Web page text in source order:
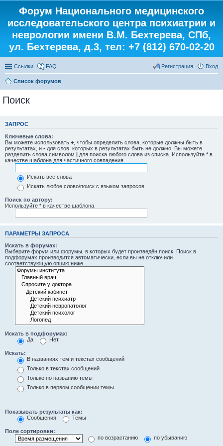
Форум Национального медицинского
исследовательского центра психиатрии и
неврологии имени В.М. Бехтерева, СПб,
ул. Бехтерева, д.3, тел: +7 (812) 670-02-20
Ссылки FAQ Вход
Регистрация
Список форумов
Поиск
ЗАПРОС
Ключевые слова:
Вы можете использовать + , чтобы определить слова, которые должны быть в
результатах, и - для слов, которых в результатах быть не должно. Вы можете
разделить слова символом | для поиска любого слова из списка. Используйте * в
качестве шаблона для частичного совпадения.
Искать все слова
Искать любое слово/поиск с языком запросов
Поиск по автору:
Используйте * в качестве шаблона.
ПАРАМЕТРЫ ЗАПРОСА
Искать в форумах:
Выберите форум или форумы, в которых будет произведён поиск. Поиск в
подфорумах производится автоматически, если вы не отключили
соответствующую опцию ниже.
Искать в подфорумах:
Да
Нет
Искать:
В названиях тем и текстах сообщений
Только в текстах сообщений
Только по названию темы
Только в первом сообщении темы
Показывать результаты как:
Сообщения
Темы
Поле сортировки:
по возрастанию
по убыванию